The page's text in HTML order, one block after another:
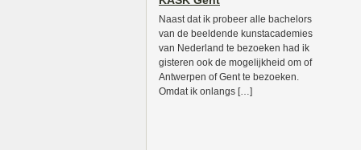
Naast dat ik probeer alle bachelors
van de beeldende kunstacademies
van Nederland te bezoeken had ik
gisteren ook de mogelijkheid om of
Antwerpen of Gent te bezoeken.
Omdat ik onlangs […]